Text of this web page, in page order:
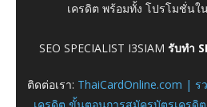
เครดิต พร้อมทั้ง โปรโมชั่นใ
SEO SPECIALIST I3SIAM รับทำ
ติดต่อเรา: ThaiCardOnline.com |